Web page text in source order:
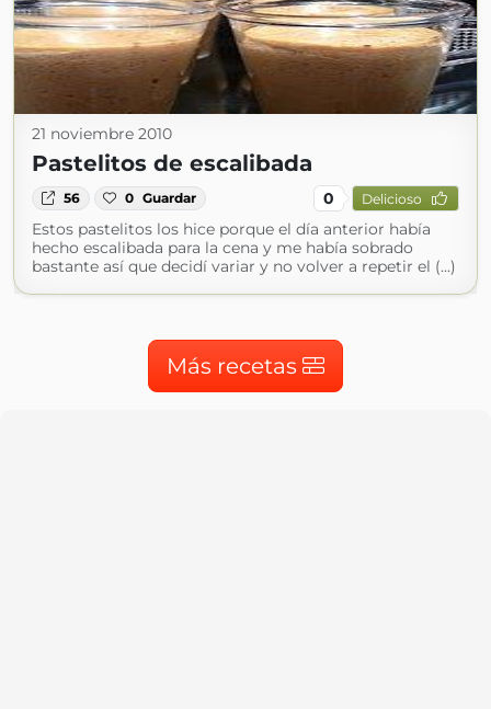
21 noviembre 2010
Pastelitos de escalibada
56 0 Guardar 0 Delicioso
Estos pastelitos los hice porque el día anterior había
hecho escalibada para la cena y me había sobrado
bastante así que decidí variar y no volver a repetir el (...)
Más recetas